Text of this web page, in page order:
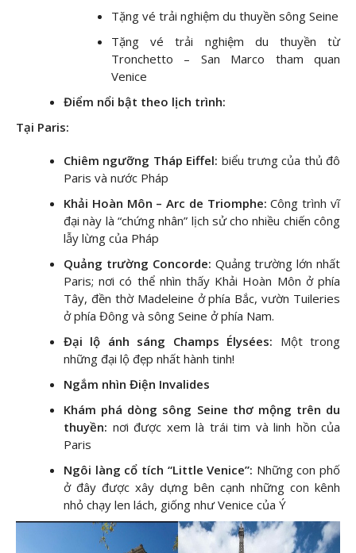
Tặng vé trải nghiệm du thuyền sông Seine
Tặng vé trải nghiệm du thuyền từ
Tronchetto – San Marco tham quan
Venice
Điểm nổi bật theo lịch trình:
Tại Paris:
Chiêm ngưỡng Tháp Eiffel: biểu trưng của thủ đô
Paris và nước Pháp
Khải Hoàn Môn – Arc de Triomphe: Công trình vĩ
đại này là “chứng nhân” lịch sử cho nhiều chiến công
lẫy lừng của Pháp
Quảng trường Concorde: Quảng trường lớn nhất
Paris; nơi có thể nhìn thấy Khải Hoàn Môn ở phía
Tây, đền thờ Madeleine ở phía Bắc, vườn Tuileries
ở phía Đông và sông Seine ở phía Nam.
Đại lộ ánh sáng Champs Élysées: Một trong
những đại lộ đẹp nhất hành tinh!
Ngắm nhìn Điện Invalides
Khám phá dòng sông Seine thơ mộng trên du
thuyền: nơi được xem là trái tim và linh hồn của
Paris
Ngôi làng cổ tích “Little Venice”: Những con phố
ở đây được xây dựng bên cạnh những con kênh
nhỏ chạy len lách, giống như Venice của Ý